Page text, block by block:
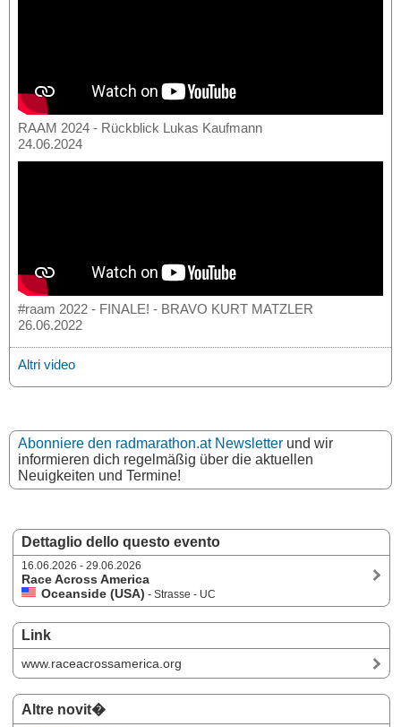
Dettaglio dello questo evento
16.06.2026 - 29.06.2026
Race Across America
Oceanside (USA) - Strasse - UC
Link
www.raceacrossamerica.org
Altre novit�
RAAM 2024 - Rückblick Lukas Kaufmann
24.06.2024
#raam 2022 - FINALE! - BRAVO KURT MATZLER
26.06.2022
Altri video
Abonniere den radmarathon.at Newsletter und wir
informieren dich regelmäßig über die aktuellen
Neuigkeiten und Termine!